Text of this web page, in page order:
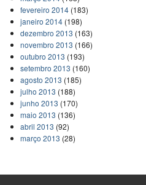
fevereiro 2014(183)
janeiro 2014(198)
dezembro 2013 (163)
novembro 2013 (166)
outubro 2013 (193)
setembro 2013 (160)
agosto 2013 (185)
julho 2013 (188)
junho 2013 (170)
maio 2013 (136)
abril 2013 (92)
março 2013 (28)